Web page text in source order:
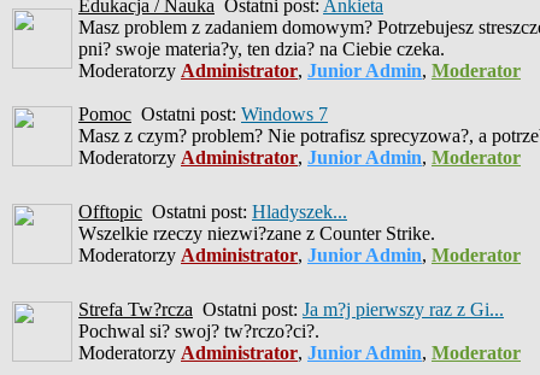
Edukacja / Nauka Ostatni post: Ankieta
Masz problem z zadaniem domowym? Potrzebujesz
pni? swoje materia?y, ten dzia? na Ciebie czeka.
Moderatorzy Administrator, Junior Admin, Moderator
Pomoc Ostatni post: Windows 7
Masz z czym? problem? Nie potrafisz sprecyzowa?, a
Moderatorzy Administrator, Junior Admin, Moderator
Offtopic Ostatni post: Hladyszek...
Wszelkie rzeczy niezwi?zane z Counter Strike.
Moderatorzy Administrator, Junior Admin, Moderator
Strefa Tw?rcza Ostatni post: Ja m?j pierwszy raz z Gi...
Pochwal si? swoj? tw?rczo?ci?.
Moderatorzy Administrator, Junior Admin, Moderator